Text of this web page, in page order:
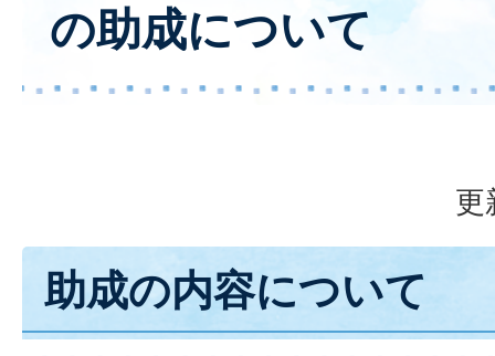
の助成について
更
助成の内容について